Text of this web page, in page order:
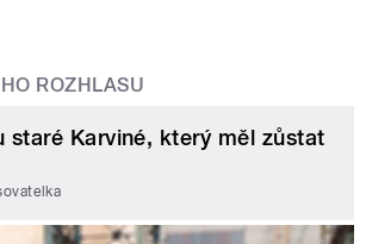
ROZHLASU
staré Karviné, který měl zůstat